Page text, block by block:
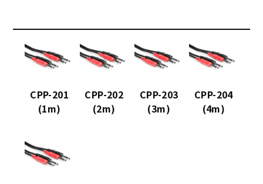
CPP-201
(1m)
CPP-202
(2m)
CPP-203
(3m)
CPP-204
(4m)